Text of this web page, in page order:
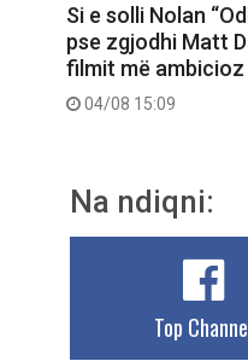
Si e solli Nolan
pse zgjodhi Matt
filmit më
04/08 15:09
Na ndiqni:
Top